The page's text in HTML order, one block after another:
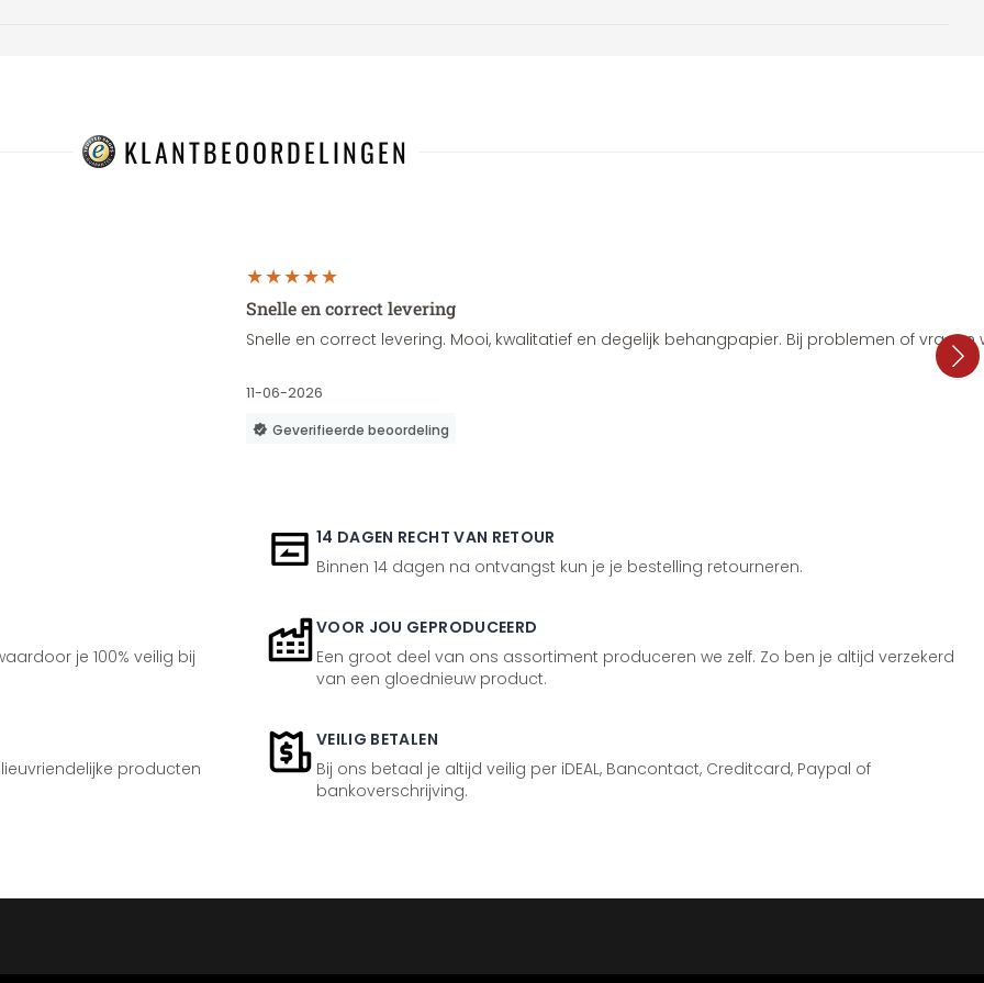
KLANTBEOORDELINGEN
Snelle en correct levering
Snelle en correct levering. Mooi, kwalitatief en degelijk behangpapier. Bij problemen of
11-06-2026
Geverifieerde beoordeling
14 DAGEN RECHT VAN RETOUR
Binnen 14 dagen na ontvangst kun je je bestelling retourneren.
je 100% veilig bij
VOOR JOU GEPRODUCEERD
Een groot deel van ons assortiment produceren we zelf. Zo ben je altijd verzekerd
van een gloednieuw product.
producten
VEILIG BETALEN
Bij ons betaal je altijd veilig per iDEAL, Bancontact, Creditcard, Paypal of
bankoverschrijving.